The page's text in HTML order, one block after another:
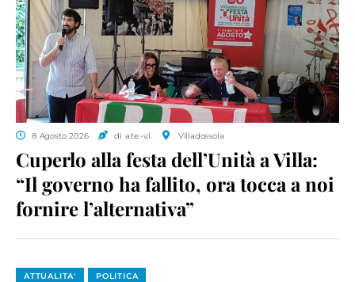
8 Agosto 2026 di a.te.-v.l. Villadossola
Cuperlo alla festa dell’Unità a Villa:
“Il governo ha fallito, ora tocca a noi
fornire l’alternativa”
ATTUALITA' POLITICA